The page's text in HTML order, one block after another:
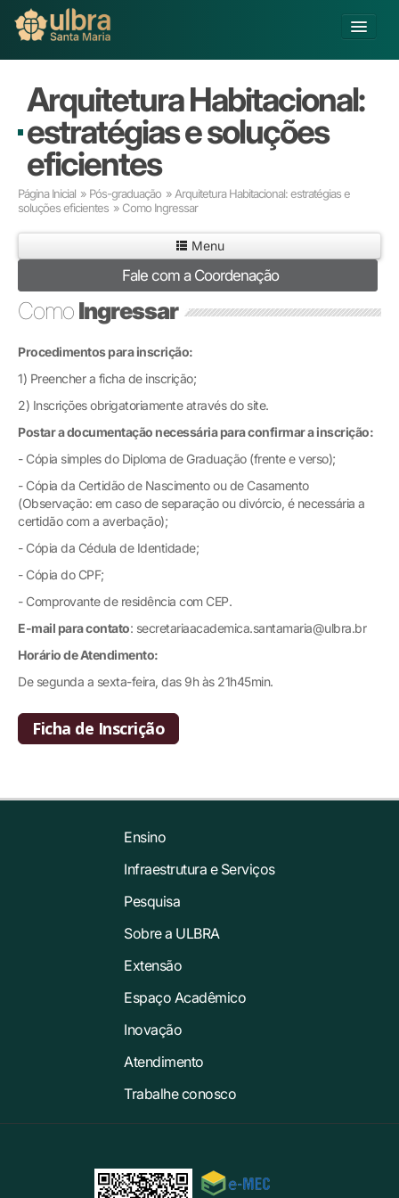
Buscar
Já sou Aluno
Matricule-se
Educação Básica
Graduação
Pós-graduação
Educação a Distância
Pesquisa
Infraestrutura e Serviços
Inovação
Arquitetura Habitacional:
estratégias e soluções
eficientes
Página Inicial » Pós-graduação » Arquitetura Habitacional: estratégias e
soluções eficientes » Como Ingressar
Menu
Fale com a Coordenação
ComoIngressar
Procedimentos para inscrição:
1) Preencher a ficha de inscrição;
2) Inscrições obrigatoriamente através do site.
Postar a documentação necessária para confirmar a inscrição:
- Cópia simples do Diploma de Graduação (frente e verso);
- Cópia da Certidão de Nascimento ou de Casamento
(Observação: em caso de separação ou divórcio, é necessária a
certidão com a averbação);
- Cópia da Cédula de Identidade;
- Cópia do CPF;
- Comprovante de residência com CEP.
E-mail para contato: secretariaacademica.santamaria@ulbra.br
Horário de Atendimento:
De segunda a sexta-feira, das 9h às 21h45min.
Ficha de Inscrição
Ensino
Infraestrutura e Serviços
Pesquisa
Sobre a ULBRA
Extensão
Espaço Acadêmico
Inovação
Atendimento
Trabalhe conosco